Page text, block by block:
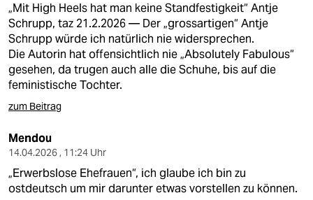
„Mit High Heels hat man keine Standfestigkeit“ Antje
Schrupp, taz 21.2.2026 — Der „grossartigen“ Antje
Schrupp würde ich natürlich nie widersprechen.
Die Autorin hat offensichtlich nie „Absolutely Fabulous“
gesehen, da trugen auch alle die Schuhe, bis auf die
feministische Tochter.
zum Beitrag
Mendou
14.04.2026 , 11:24 Uhr
„Erwerbslose Ehefrauen“, ich glaube ich bin zu
ostdeutsch um mir darunter etwas vorstellen zu können.